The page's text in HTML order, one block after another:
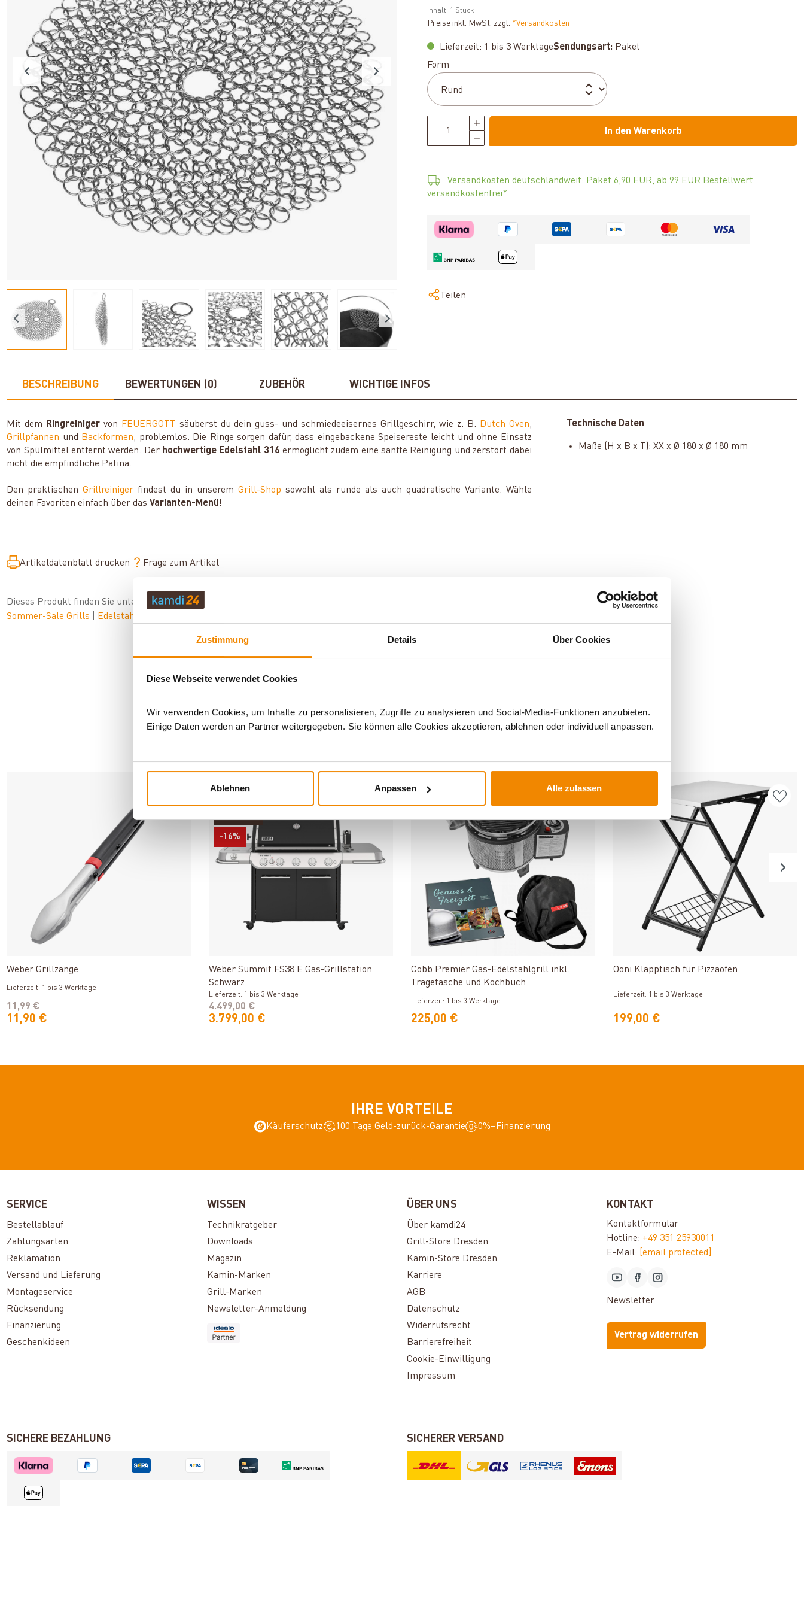
Zustimmung Details Über Cookies
Diese Webseite verwendet Cookies
Wir verwenden Cookies, um Inhalte zu personalisieren, Zugriffe zu analysieren und Social-Media-Funktionen anzubieten.
Einige Daten werden an Partner weitergegeben. Sie können alle Cookies akzeptieren, ablehnen oder individuell anpassen.
Ablehnen Anpassen Alle zulassen
Inhalt: 1 Stück
Preise inkl. MwSt. zzgl. *Versandkosten
Lieferzeit: 1 bis 3 WerktageSendungsart: Paket
Form
In den Warenkorb
Versandkosten deutschlandweit: Paket 6,90 EUR, ab 99 EUR Bestellwert
versandkostenfrei*
Teilen
BESCHREIBUNG BEWERTUNGEN (0) ZUBEHÖR WICHTIGE INFOS
Mit dem Ringreinigervon FEUERGOTT säuberst du dein guss- und schmiedeeisernes Grillgeschirr, wie z. B. Dutch Oven,
Grillpfannen und Backformen, problemlos. Die Ringe sorgen dafür, dass eingebackene Speisereste leicht und ohne Einsatz
von Spülmittel entfernt werden. Der hochwertige Edelstahl 316ermöglicht zudem eine sanfte Reinigung und zerstört dabei
nicht die empfindliche Patina.
Den praktischenGrillreiniger findest du in unserem Grill-Shop sowohl als runde als auch quadratische Variante. Wähle
deinen Favoriten einfach über dasVarianten-Menü!
Technische Daten
Maße (H x B x T): XX x Ø 180 x Ø 180 mm
Artikeldatenblatt drucken Frage zum Artikel
Dieses Produkt finden Sie unter: Grillzubehör
Sommer-Sale Grills
Edelstahlgrills
Weber Grillzange
Lieferzeit: 1 bis 3 Werktage
11,90 €
11,99 €
Deutschlandweit versandkostenfrei*
-16%
Weber Summit FS38 E Gas-Grillstation
Schwarz
Lieferzeit: 1 bis 3 Werktage
3.799,00 €
4.499,00 €
Cobb Premier Gas-Edelstahlgrill inkl.
Tragetasche und Kochbuch
Lieferzeit: 1 bis 3 Werktage
225,00 €
Produkt ansehen
Ooni Klapptisch für Pizzaöfen
Lieferzeit: 1 bis 3 Werktage
199,00 €
IHRE VORTEILE
Käuferschutz 100 Tage Geld-zurück-Garantie 0%–Finanzierung
SERVICE
Bestellablauf
Zahlungsarten
Reklamation
Versand und Lieferung
Montageservice
Rücksendung
Finanzierung
Geschenkideen
WISSEN
Technikratgeber
Downloads
Magazin
Kamin-Marken
Grill-Marken
Newsletter-Anmeldung
ÜBER UNS
Über kamdi24
Grill-Store Dresden
Kamin-Store Dresden
Karriere
AGB
Datenschutz
Widerrufsrecht
Barrierefreiheit
Cookie-Einwilligung
Impressum
KONTAKT
Kontaktformular
Hotline: +49 351 25930011
E-Mail:
[email protected]
Newsletter
Vertrag widerrufen
SICHERE BEZAHLUNG SICHERER VERSAND